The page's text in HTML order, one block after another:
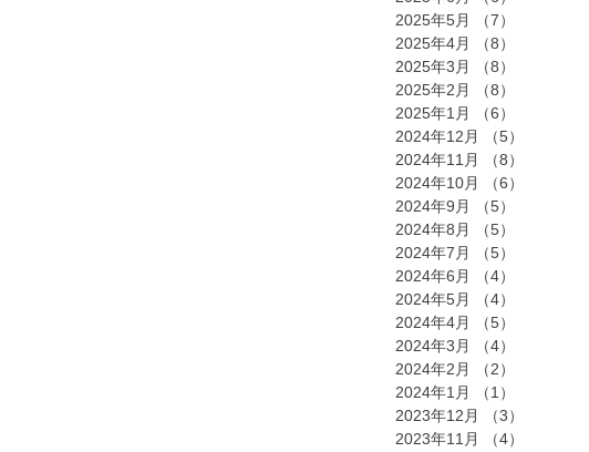
2025年5月
（7）
2025年4月
（8）
2025年3月
（8）
2025年2月
（8）
2025年1月
（6）
2024年12月
（5）
2024年11月
（8）
2024年10月
（6）
2024年9月
（5）
2024年8月
（5）
2024年7月
（5）
2024年6月
（4）
2024年5月
（4）
2024年4月
（5）
2024年3月
（4）
2024年2月
（2）
2024年1月
（1）
2023年12月
（3）
2023年11月
（4）